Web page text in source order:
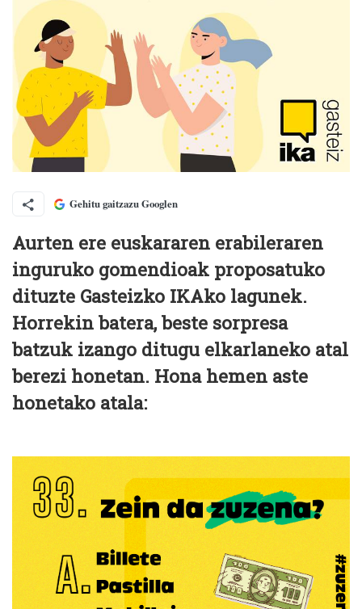
Gehitu gaitzazu Googlen
Aurten ere euskararen erabileraren
inguruko gomendioak proposatuko
dituzte Gasteizko IKAko lagunek.
Horrekin batera, beste sorpresa
batzuk izango ditugu elkarlaneko atal
berezi honetan. Hona hemen aste
honetako atala: